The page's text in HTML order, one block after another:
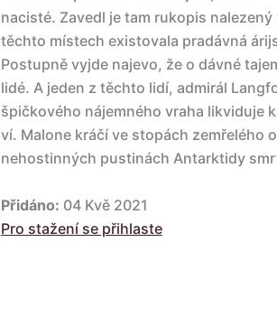
nacisté. Zavedl je tam rukopis
těchto místech existovala pradávná
Postupně vyjde najevo, že o dávné
lidé. A jeden z těchto lidí, admirál
špičkového nájemného vraha likviduje
ví. Malone kráčí ve stopách zemřelého
nehostinných pustinách Antarktidy
Přidáno: 04 Kvě 2021
Pro stažení se přihlaste